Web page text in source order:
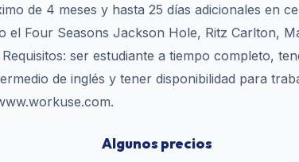
de 4 meses y hasta 25 días adicionales en
el Four Seasons Jackson Hole, Ritz Carlton,
ser estudiante a tiempo completo,
de inglés y tener disponibilidad para
Algunos precios